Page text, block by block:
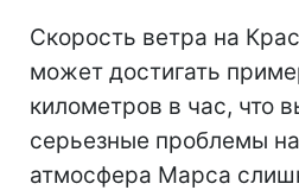
Скорость ветра на
может достигать
километров в час, что
серьезные проблемы
атмосфера Марса